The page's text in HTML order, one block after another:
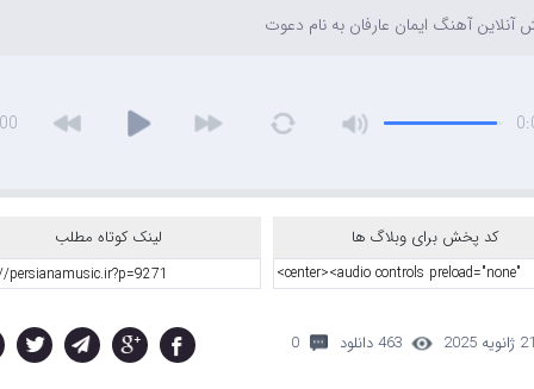
آهنگ ایمان عارفان به نام دعوت
کد پخش برای وبلاگ ها لینک کوتاه مطلب
21 ژانویه 2025 463 دانلود 0